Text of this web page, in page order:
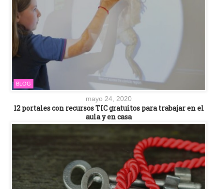
BLOG
mayo 24, 2020
12 portales con recursos TIC gratuitos para trabajar en el
aula y en casa